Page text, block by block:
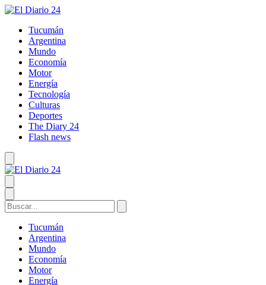
Tucumán
Argentina
Mundo
Economía
Motor
Energía
Tecnología
Culturas
Deportes
The Diary 24
Flash news
Tucumán
Argentina
Mundo
Economía
Motor
Energía